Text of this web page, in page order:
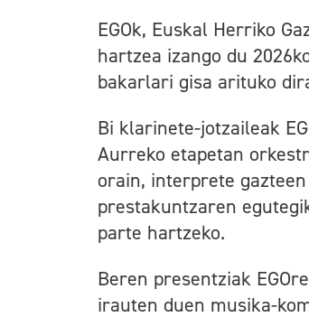
EGOk, Euskal Herriko
hartzea izango du
bakarlari gisa arituko
Bi klarinete-jotzaileak
Aurreko etapetan
orain, interprete
prestakuntzaren
parte hartzeko.
Beren presentziak
irauten duen musika-